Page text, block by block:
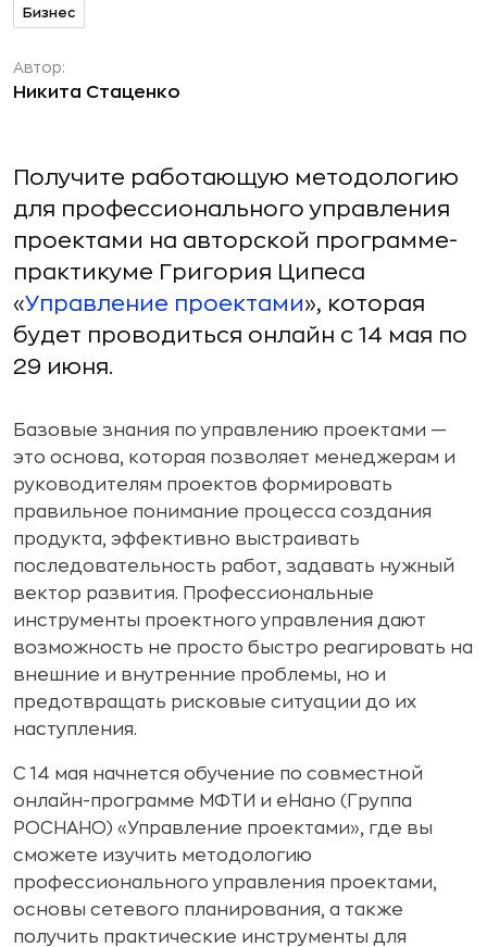
Бизнес
Автор:
Никита Стаценко
Получите работающую методологию
для профессионального управления
проектами на авторской программе-
практикуме Григория Ципеса
«Управление проектами», которая
будет проводиться онлайн с 14 мая по
29 июня.
Базовые знания по управлению проектами —
это основа, которая позволяет менеджерам и
руководителям проектов формировать
правильное понимание процесса создания
продукта, эффективно выстраивать
последовательность работ, задавать нужный
вектор развития. Профессиональные
инструменты проектного управления дают
возможность не просто быстро реагировать на
внешние и внутренние проблемы, но и
предотвращать рисковые ситуации до их
наступления.
С 14 мая начнется обучение по совместной
онлайн-программе МФТИ и еНано (Группа
РОСНАНО) «Управление проектами», где вы
сможете изучить методологию
профессионального управления проектами,
основы сетевого планирования, а также
получить практические инструменты для